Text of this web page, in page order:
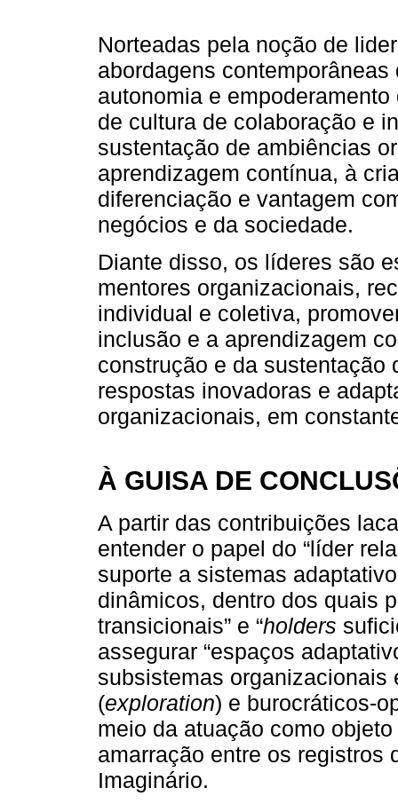
Norteadas pela noção de
abordagens
autonomia e
de cultura de colaboração e
sustentação de ambiências
aprendizagem contínua, à
diferenciação e vantagem
negócios e da sociedade.
Diante disso, os líderes são
mentores organizacionais,
individual e coletiva,
inclusão e a aprendizagem
construção e da sustentação
respostas inovadoras e
organizacionais, em
À GUISA DE
A partir das contribuições
entender o papel do “líder
suporte a sistemas
dinâmicos, dentro dos quais
transicionais” e “holders
assegurar “espaços
subsistemas organizacionais
(exploration) e burocráticos-
meio da atuação como objeto
amarração entre os registros
Imaginário.